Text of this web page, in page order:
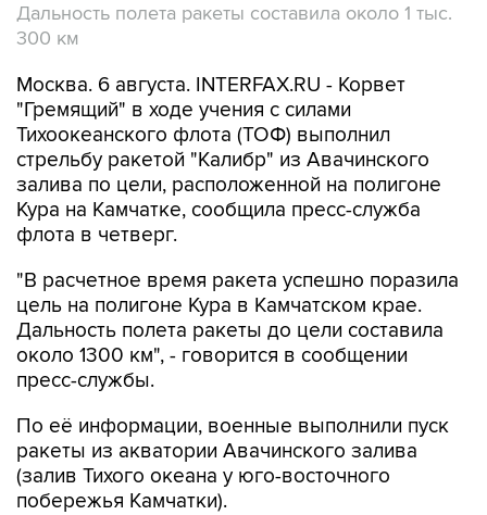
Дальность полета ракеты составила около 1 тыс.
300 км
Москва. 6 августа. INTERFAX.RU - Корвет
"Гремящий" в ходе учения с силами
Тихоокеанского флота (ТОФ) выполнил
стрельбу ракетой "Калибр" из Авачинского
залива по цели, расположенной на полигоне
Кура на Камчатке, сообщила пресс-служба
флота в четверг.
"В расчетное время ракета успешно поразила
цель на полигоне Кура в Камчатском крае.
Дальность полета ракеты до цели составила
около 1300 км", - говорится в сообщении
пресс-службы.
По её информации, военные выполнили пуск
ракеты из акватории Авачинского залива
(залив Тихого океана у юго-восточного
побережья Камчатки).